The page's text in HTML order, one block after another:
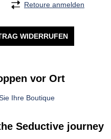
Retoure anmelden
WIDERRUFEN
vor Ort
Ihre Boutique
Seductive journey